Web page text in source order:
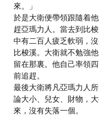
來。」
於是大衛便帶領跟隨着
趕亞瑪力人。當去到比
中有二百人疲乏軟弱，
比梭溪。大衛就不勉強
留在那裏。他自己率領
前追趕。
最後大衛將凡亞瑪力人
論大小、兒女、財物，
來，沒有失落一個。